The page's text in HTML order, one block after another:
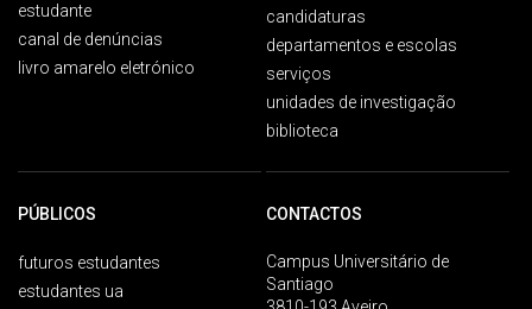
estudante
canal de denúncias
livro amarelo eletrónico
candidaturas
departamentos e escolas
serviços
unidades de investigação
biblioteca
PÚBLICOS
futuros estudantes
estudantes ua
CONTACTOS
Campus Universitário de
Santiago